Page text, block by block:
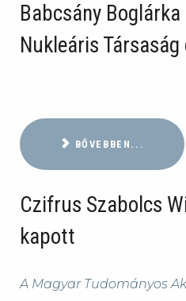
Babcsány
Nukleáris
BŐVEBBEN...
Czifrus Szabolcs
kapott
A Magyar Tudományos